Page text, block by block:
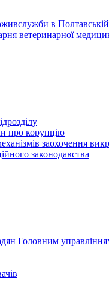
в Полтавській
ветеринарної
про корупцію
заохочення
законодавства
Головним